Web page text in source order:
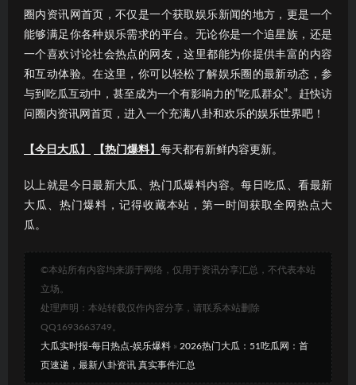
圈内资讯网首页，不仅是一个获取娱乐新闻的地方，更是一个
能够满足你各种娱乐需求的平台。无论你是一个追星族，还是
一个喜欢讨论社会热点的网友，这里都能为你提供丰富的内容
和互动体验。在这里，你可以轻松了解娱乐圈的最新动态，参
与到吃瓜互动中，甚至成为一个有影响力的“吃瓜群众”。赶快访
问圈内资讯网首页，进入一个充满八卦和欢乐的娱乐世界吧！
【今日大瓜】 【热门爆料】 每天都有新鲜内容更新。
以上就是今日最新大瓜、热门瓜爆料内容。每日吃瓜、看最新
大瓜、热门爆料，记得收藏本站，第一时间获取全网热点大
瓜。
©本站所有内容均来源于网络，仅用于资讯分享汇总，不代表本站
立场。
处理声明：本站转载仅作内容分享，请联系本站删除
QQ1693663749。
大瓜实时报-每日热点-娱乐爆料 » 2026热门大瓜：51吃瓜网：首
页速递，最新八卦资讯 真实事件汇总